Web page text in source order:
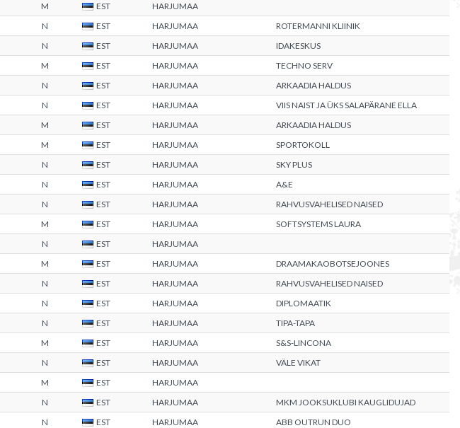
M EST
HARJUMAA
N EST HARJUMAA
ROTERMANNI KLIINIK
N EST HARJUMAA
IDAKESKUS
M EST HARJUMAA
TECHNO SERV
N EST HARJUMAA
ARKAADIA HALDUS
N EST HARJUMAA
VIIS NAIST JA ÜKS SALAPÄRANE ELLA
M EST HARJUMAA
ARKAADIA HALDUS
M EST HARJUMAA
SPORTOKOLL
N EST HARJUMAA
SKY PLUS
N EST HARJUMAA
A&E
N EST HARJUMAA
RAHVUSVAHELISED NAISED
M EST HARJUMAA
SOFTSYSTEMS LAURA
N EST
HARJUMAA
M EST HARJUMAA
DRAAMAKAOBOTSEJOONES
N EST HARJUMAA
RAHVUSVAHELISED NAISED
N EST HARJUMAA
DIPLOMAATIK
N EST HARJUMAA
TIPA-TAPA
M EST HARJUMAA
S&S-LINCONA
N EST HARJUMAA
VÄLE VIKAT
M EST
HARJUMAA
N EST HARJUMAA
MKM JOOKSUKLUBI KAUGLIDUJAD
N EST HARJUMAA
ABB OUTRUN DUO